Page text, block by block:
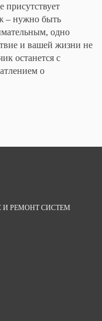
присутствует
– нужно быть
одно
и вашей жизни не
останется с
о
И РЕМОНТ СИСТЕМ